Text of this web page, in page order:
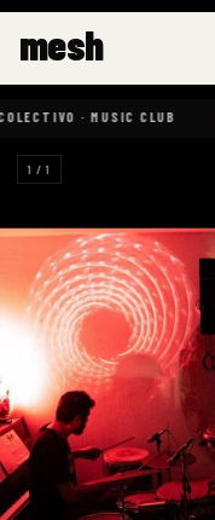
Ir
mesh
· MUSIC CLUB
1 / 1